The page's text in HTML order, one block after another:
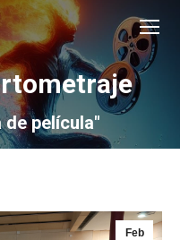
de película"
Feb